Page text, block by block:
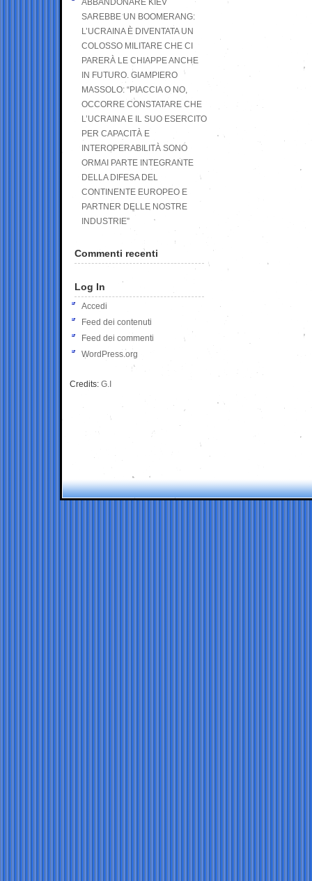
ABBANDONARE KIEV
SAREBBE UN BOOMERANG:
L’UCRAINA È DIVENTATA UN
COLOSSO MILITARE CHE CI
PARERÀ LE CHIAPPE ANCHE
IN FUTURO. GIAMPIERO
MASSOLO: “PIACCIA O NO,
OCCORRE CONSTATARE CHE
L’UCRAINA E IL SUO ESERCITO
PER CAPACITÀ E
INTEROPERABILITÀ SONO
ORMAI PARTE INTEGRANTE
DELLA DIFESA DEL
CONTINENTE EUROPEO E
PARTNER DELLE NOSTRE
INDUSTRIE”
Commenti recenti
Log In
Accedi
Feed dei contenuti
Feed dei commenti
WordPress.org
Credits: G.I